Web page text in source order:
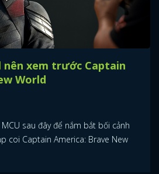
nên xem trước Captain
World
sau đây để nắm bắt bối cảnh
coi Captain America: Brave New